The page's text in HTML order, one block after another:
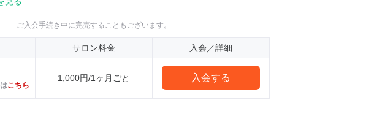
ご入会手続き中に完売することもございます。
サロン料金 入会／詳細
こちら
1,000円/1ヶ月ごと 入会する